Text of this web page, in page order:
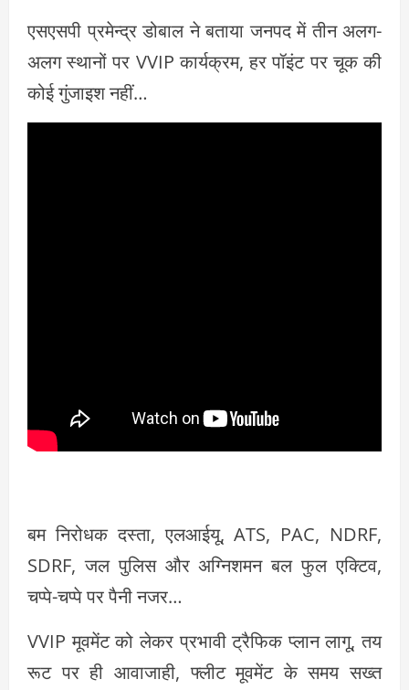
एसएसपी प्रमेन्द्र डोबाल ने बताया जनपद में तीन अलग-
अलग स्थानों पर VVIP कार्यक्रम, हर पॉइंट पर चूक की
कोई गुंजाइश नहीं…
बम निरोधक दस्ता, एलआईयू, ATS, PAC, NDRF,
SDRF, जल पुलिस और अग्निशमन बल फुल एक्टिव,
चप्पे-चप्पे पर पैनी नजर…
VVIP मूवमेंट को लेकर प्रभावी ट्रैफिक प्लान लागू, तय
रूट पर ही आवाजाही, फ्लीट मूवमेंट के समय सख्त